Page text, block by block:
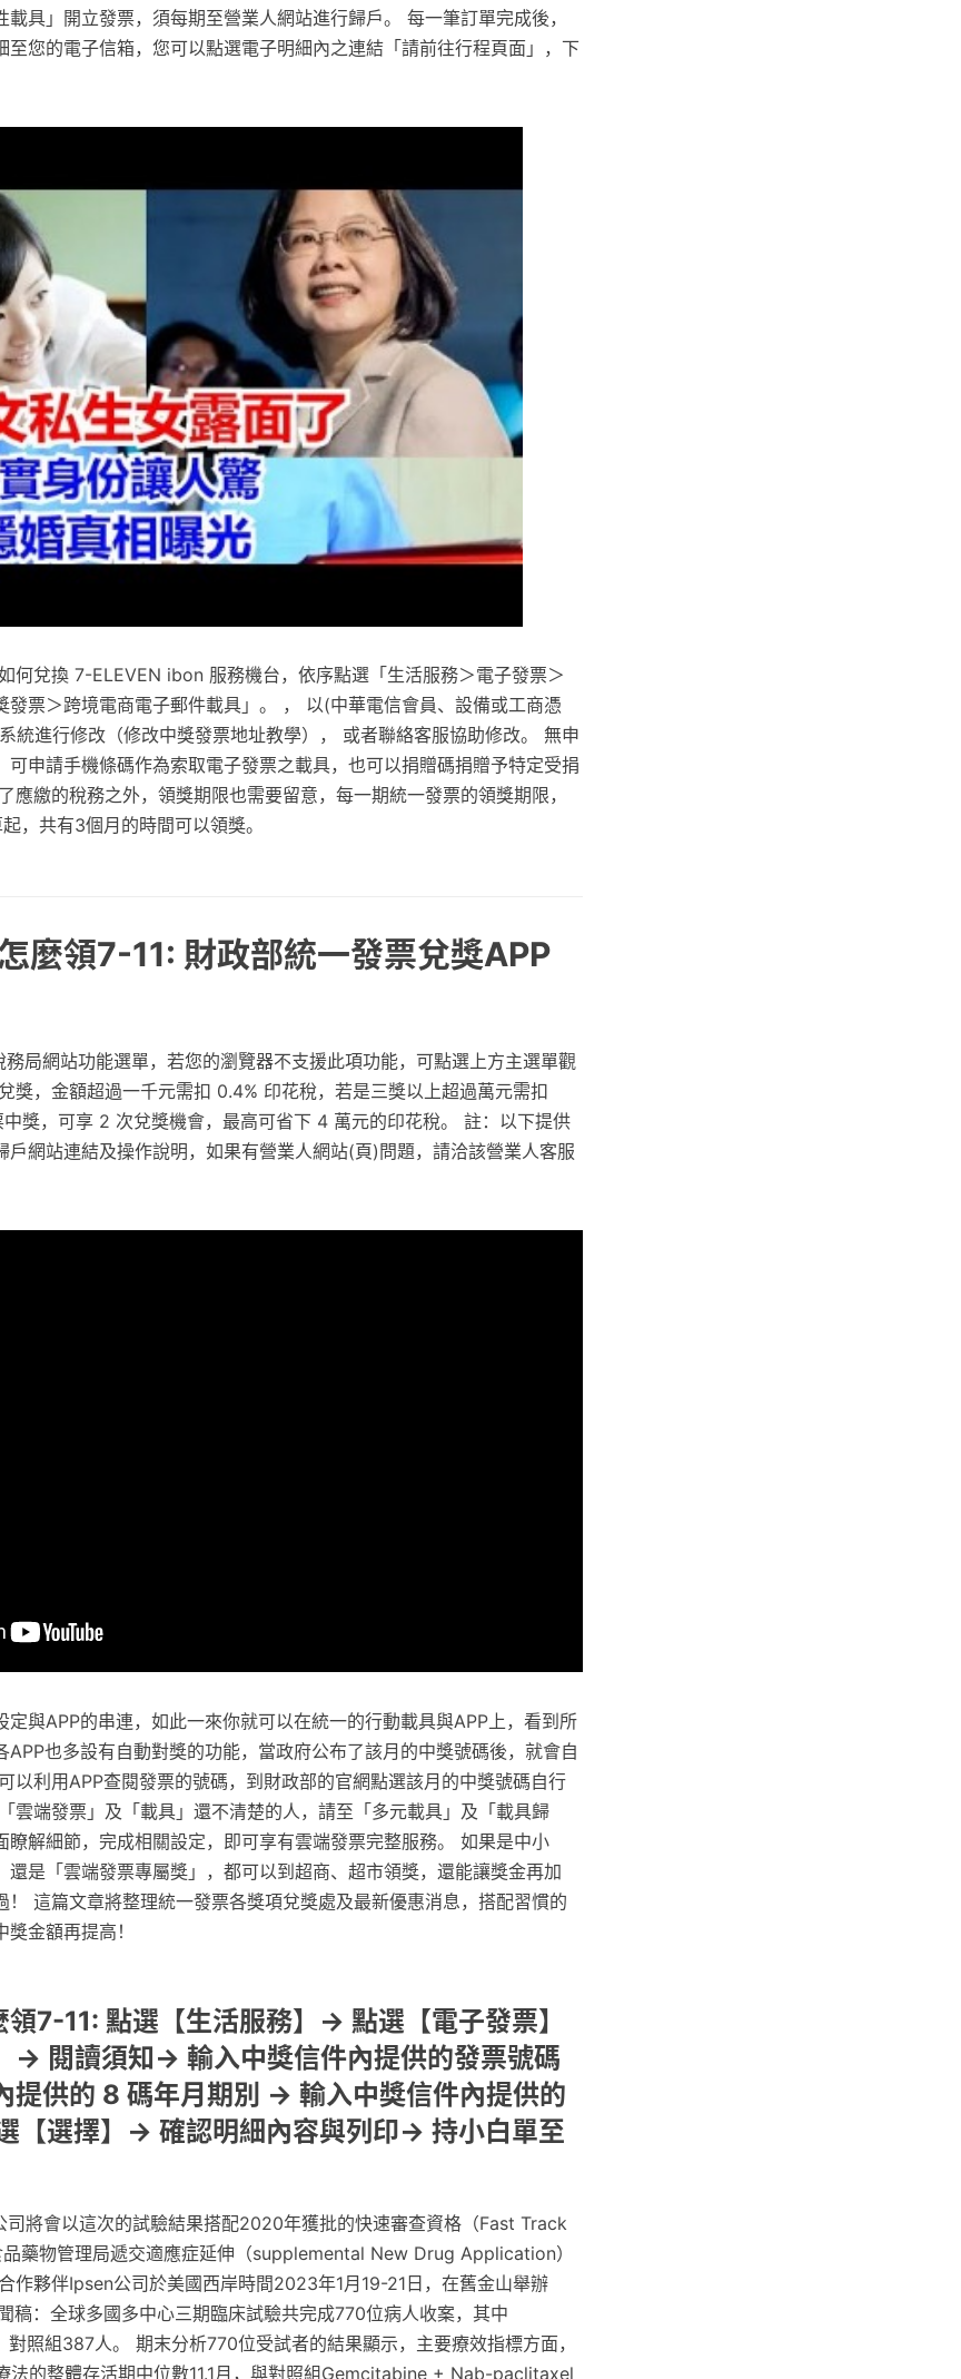
具」開立發票，須每期至營業人網站進行歸戶。 每一筆訂單完成後，
您的電子信箱，您可以點選電子明細內之連結「請前往行程頁面」，下
何兌換 7-ELEVEN ibon 服務機台，依序點選「生活服務＞電子發票＞
發票＞跨境電商電子郵件載具」。 ， 以(中華電信會員、設備或工商憑
統進行修改（修改中獎發票地址教學）， 或者聯絡客服協助修改。 無申
可申請手機條碼作為索取電子發票之載具，也可以捐贈碼捐贈予特定受捐
應繳的稅務之外，領獎期限也需要留意，每一期統一發票的領獎期限，
，共有3個月的時間可以領獎。
麼領7-11: 財政部統一發票兌獎APP
局網站功能選單，若您的瀏覽器不支援此項功能，可點選上方主選單觀
獎，金額超過一千元需扣 0.4% 印花稅，若是三獎以上超過萬元需扣
獎，可享 2 次兌獎機會，最高可省下 4 萬元的印花稅。 註：以下提供
戶網站連結及操作說明，如果有營業人網站(頁)問題，請洽該營業人客服
定與APP的串連，如此一來你就可以在統一的行動載具與APP上，看到所
APP也多設有自動對獎的功能，當政府公布了該月的中獎號碼後，就會自
以利用APP查閱發票的號碼，到財政部的官網點選該月的中獎號碼自行
雲端發票」及「載具」還不清楚的人，請至「多元載具」及「載具歸
瞭解細節，完成相關設定，即可享有雲端發票完整服務。 如果是中小
還是「雲端發票專屬獎」，都可以到超商、超市領獎，還能讓獎金再加
！ 這篇文章將整理統一發票各獎項兌獎處及最新優惠消息，搭配習慣的
金額再提高！
7-11: 點選【生活服務】→ 點選【電子發票】
→ 閱讀須知→ 輸入中獎信件內提供的發票號碼
提供的 8 碼年月期別 → 輸入中獎信件內提供的
【選擇】→ 確認明細內容與列印→ 持小白單至
司將會以這次的試驗結果搭配2020年獲批的快速審查資格（Fast Track
藥物管理局遞交適應症延伸（supplemental New Drug Application）
作夥伴Ipsen公司於美國西岸時間2023年1月19-21日，在舊金山舉辦
稿：全球多國多中心三期臨床試驗共完成770位病人收案，其中
照組387人。 期末分析770位受試者的結果顯示，主要療效指標方面，
法的整體存活期中位數11.1月，與對照組Gemcitabine + Nab-paclitaxel